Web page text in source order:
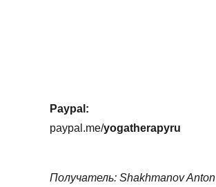
Paypal:
paypal.me/yogatherapyru
Получатель: Shakhmanov Anton